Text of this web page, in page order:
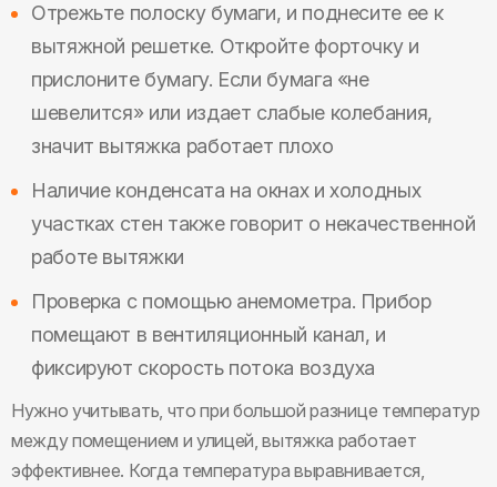
Отрежьте полоску бумаги, и поднесите ее к
вытяжной решетке. Откройте форточку и
прислоните бумагу. Если бумага «не
шевелится» или издает слабые колебания,
значит вытяжка работает плохо
Наличие конденсата на окнах и холодных
участках стен также говорит о некачественной
работе вытяжки
Проверка с помощью анемометра. Прибор
помещают в вентиляционный канал, и
фиксируют скорость потока воздуха
Нужно учитывать, что при большой разнице температур
между помещением и улицей, вытяжка работает
эффективнее. Когда температура выравнивается,